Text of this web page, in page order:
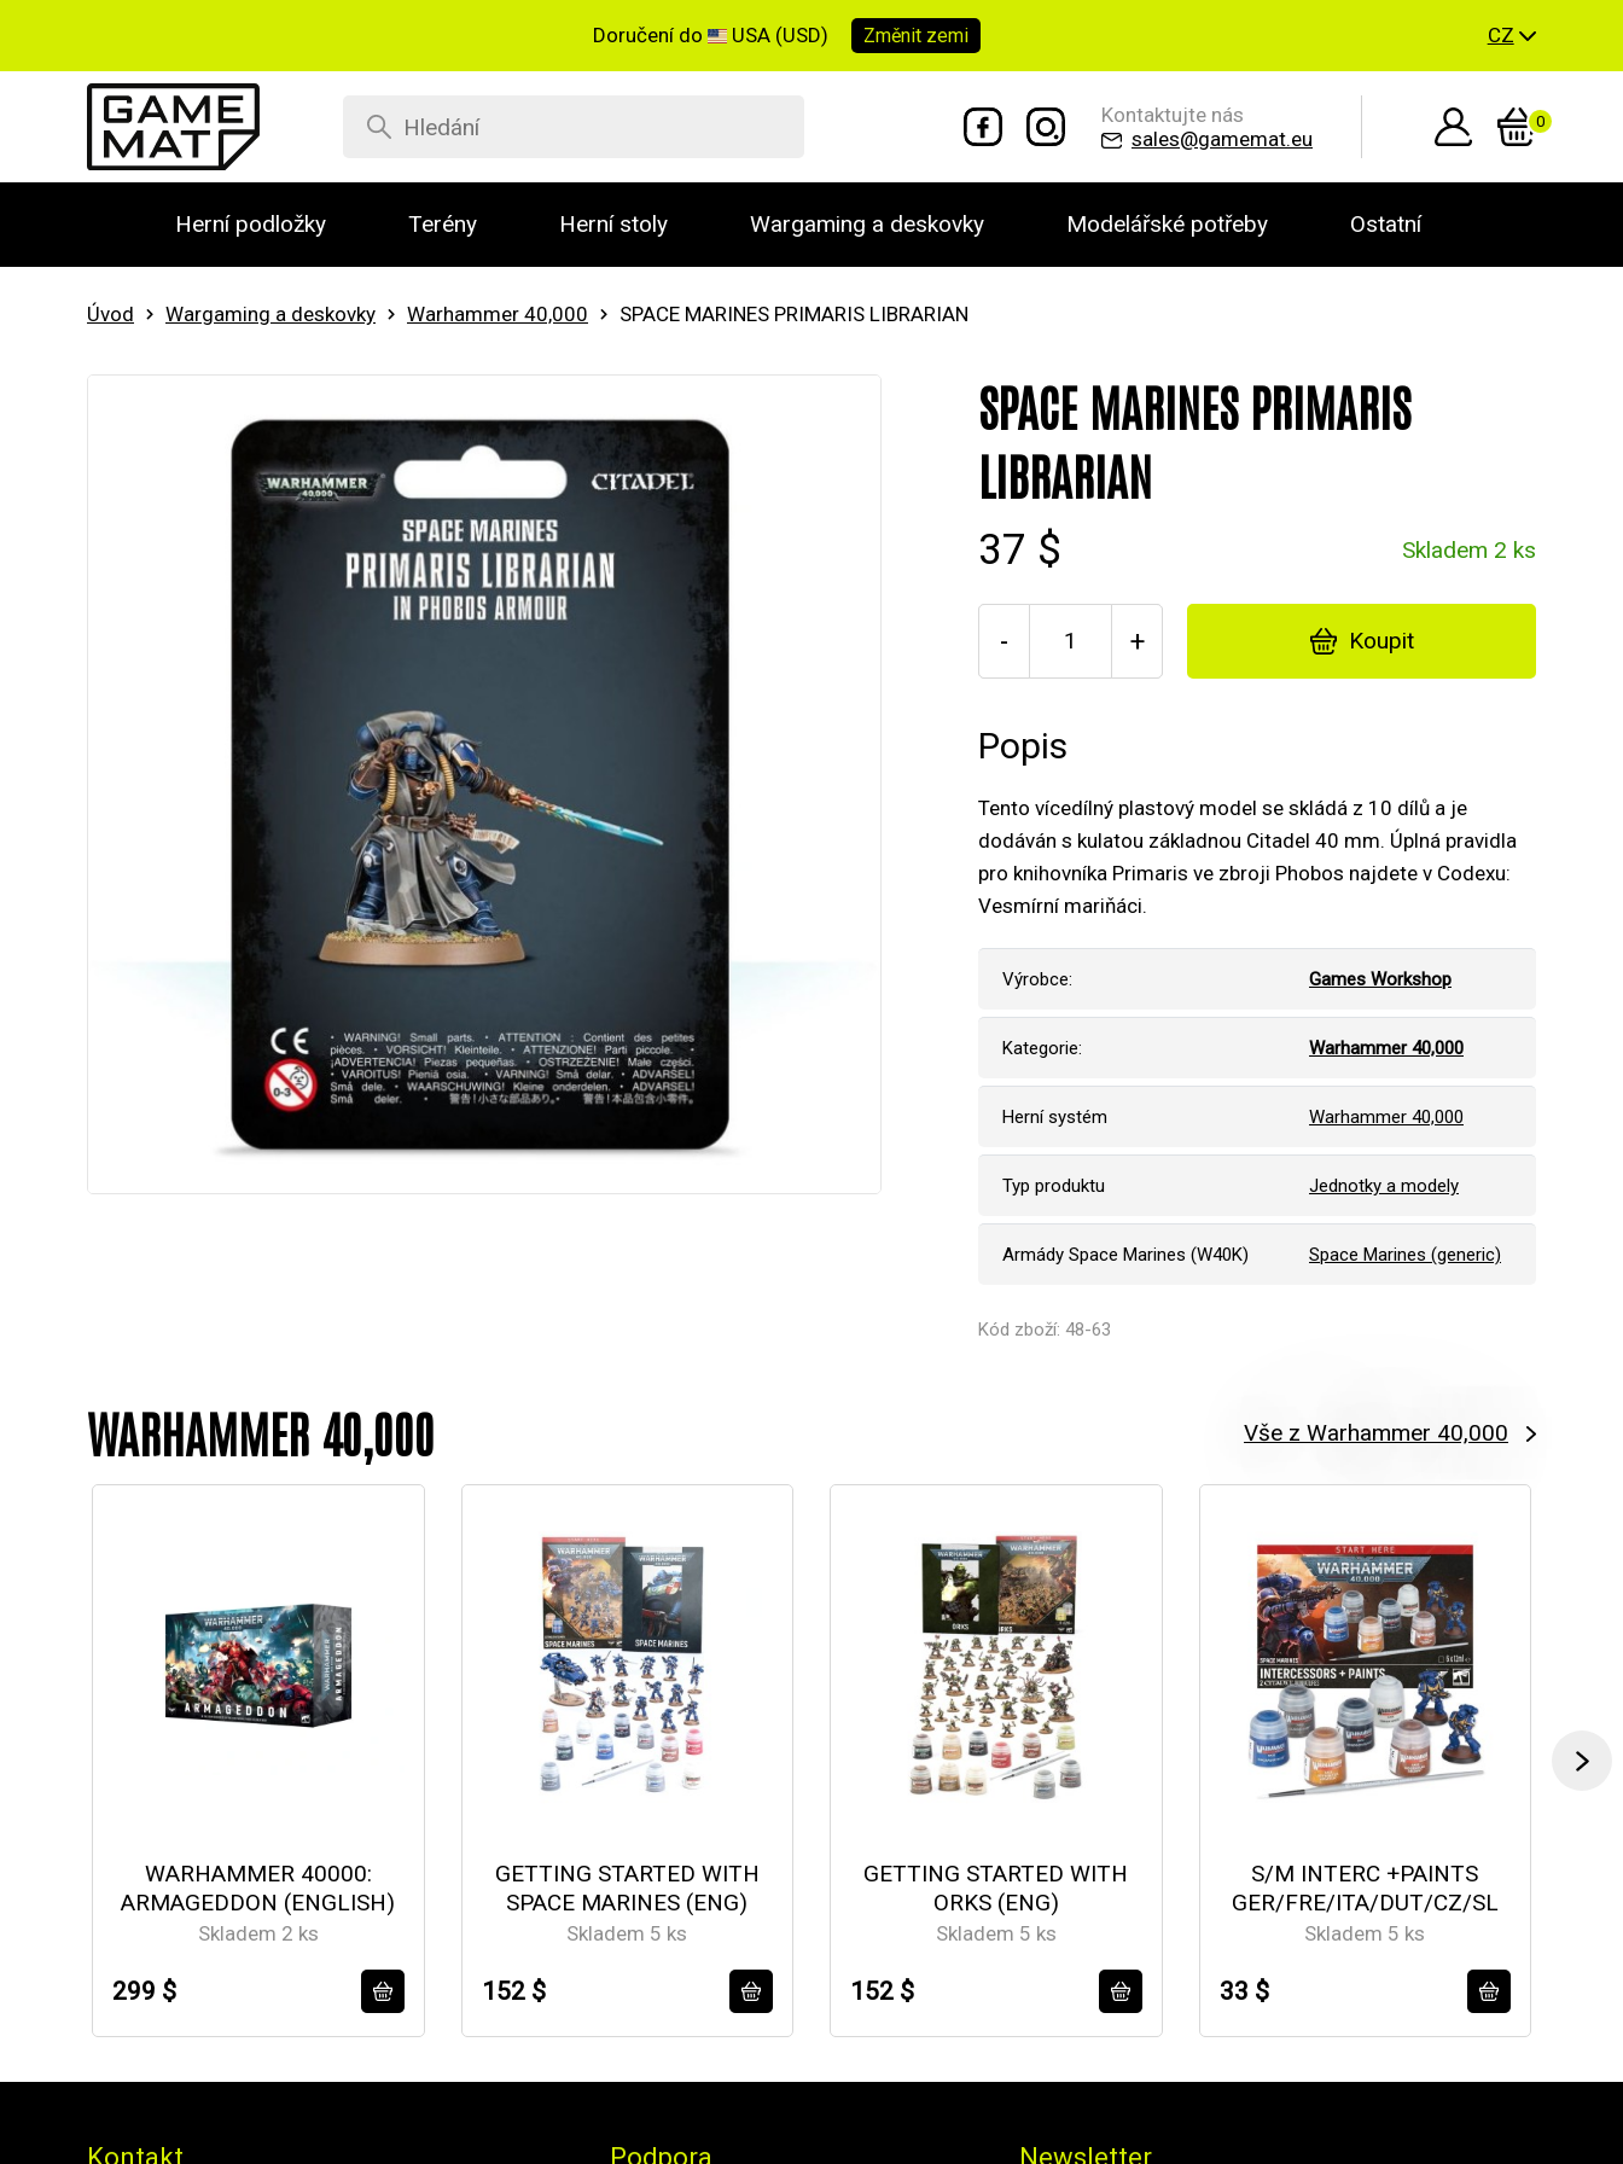
Doručení do USA (USD) Změnit zemi CZ
Kontaktujte nás
sales@gamemat.eu
0
Herní podložky Terény Herní stoly Wargaming a deskovky Modelářské potřeby Ostatní
Úvod Wargaming a deskovky Warhammer 40,000 SPACE MARINES PRIMARIS LIBRARIAN
SPACE MARINES PRIMARIS
LIBRARIAN
37 $ Skladem 2 ks
- + Koupit
Popis
Tento vícedílný plastový model se skládá z 10 dílů a je
dodáván s kulatou základnou Citadel 40 mm. Úplná pravidla
pro knihovníka Primaris ve zbroji Phobos najdete v Codexu:
Vesmírní mariňáci.
Výrobce: Games Workshop
Kategorie: Warhammer 40,000
Herní systém Warhammer 40,000
Typ produktu Jednotky a modely
Armády Space Marines (W40K) Space Marines (generic)
Kód zboží: 48-63
WARHAMMER 40,000 Vše z Warhammer 40,000
WARHAMMER 40000:
ARMAGEDDON (ENGLISH)
Skladem 2 ks
299 $
GETTING STARTED WITH
SPACE MARINES (ENG)
Skladem 5 ks
152 $
GETTING STARTED WITH
ORKS (ENG)
Skladem 5 ks
152 $
S/M INTERC +PAINTS
GER/FRE/ITA/DUT/CZ/SL
Skladem 5 ks
33 $
Kontakt Podpora Newsletter